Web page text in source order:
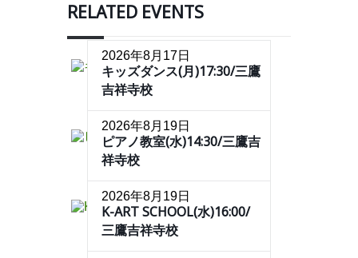
RELATED EVENTS
2026年8月17日
キッズダンス(月)17:30/三鷹
吉祥寺校
2026年8月19日
ピアノ教室(水)14:30/三鷹吉
祥寺校
2026年8月19日
K-ART SCHOOL(水)16:00/
三鷹吉祥寺校